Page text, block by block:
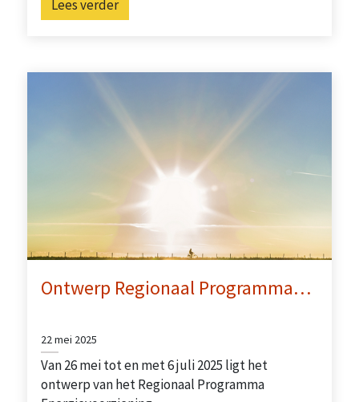
Lees verder
Ontwerp Regionaal Programma…
22 mei 2025
Van 26 mei tot en met 6 juli 2025 ligt het
ontwerp van het Regionaal Programma